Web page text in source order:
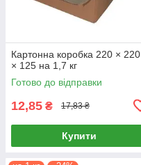
Картонна коробка 220 × 220
× 125 на 1,7 кг
Готово до відправки
12,85 ₴ 17,83 ₴
Купити